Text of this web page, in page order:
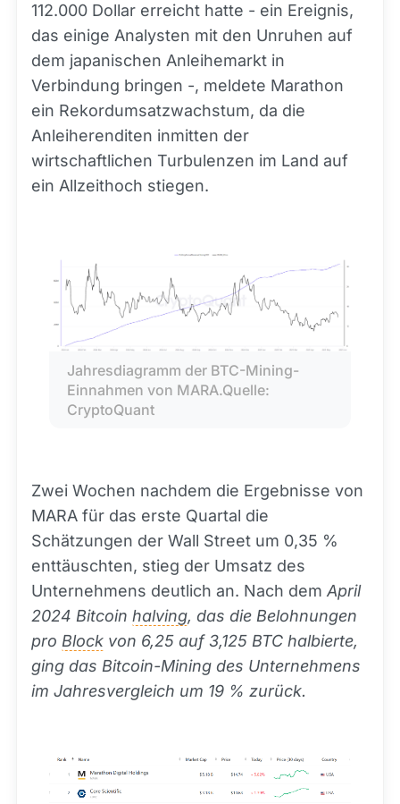
112.000 Dollar erreicht hatte - ein Ereignis,
das einige Analysten mit den Unruhen auf
dem japanischen Anleihemarkt in
Verbindung bringen -, meldete Marathon
ein Rekordumsatzwachstum, da die
Anleiherenditen inmitten der
wirtschaftlichen Turbulenzen im Land auf
ein Allzeithoch stiegen.
Jahresdiagramm der BTC-Mining-
Einnahmen von MARA.Quelle:
CryptoQuant
Zwei Wochen nachdem die Ergebnisse von
MARA für das erste Quartal die
Schätzungen der Wall Street um 0,35 %
enttäuschten, stieg der Umsatz des
Unternehmens deutlich an. Nach dem April
2024 Bitcoin halving, das die Belohnungen
pro Block von 6,25 auf 3,125 BTC halbierte,
ging das Bitcoin-Mining des Unternehmens
im Jahresvergleich um 19 % zurück.